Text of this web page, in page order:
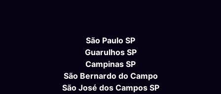
São Paulo SP
Guarulhos SP
Campinas SP
São Bernardo do Campo
São José dos Campos SP